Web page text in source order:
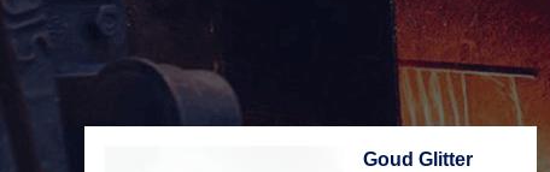
Goud Glitter